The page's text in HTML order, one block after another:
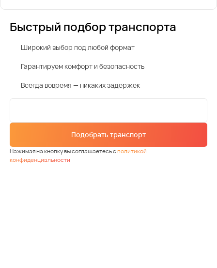
Быстрый подбор транспорта
Широкий выбор под любой формат
Гарантируем комфорт и безопасность
Всегда вовремя — никаких задержек
Подобрать транспорт
Нажимая на кнопку вы соглашаетесь сполитикой
конфиденциальности